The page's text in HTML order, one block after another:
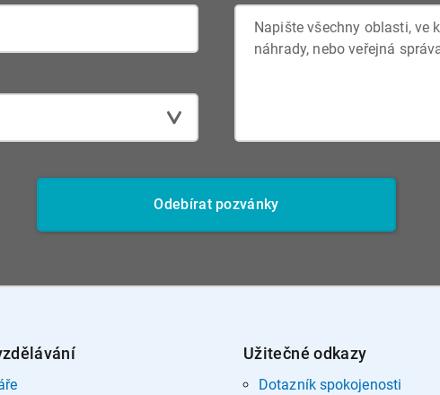
Odebírat pozvánky
Užitečné odkazy
Dotazník spokojenosti